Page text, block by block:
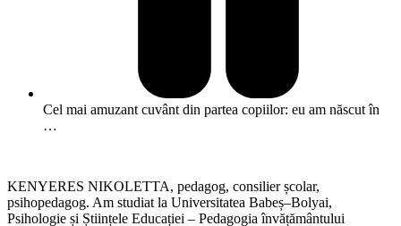
Cel mai amuzant cuvânt din partea copiilor: eu am născut în
…
KENYERES NIKOLETTA, pedagog, consilier școlar,
psihopedagog. Am studiat la Universitatea Babeș–Bolyai,
Psihologie și Științele Educației – Pedagogia învățământului